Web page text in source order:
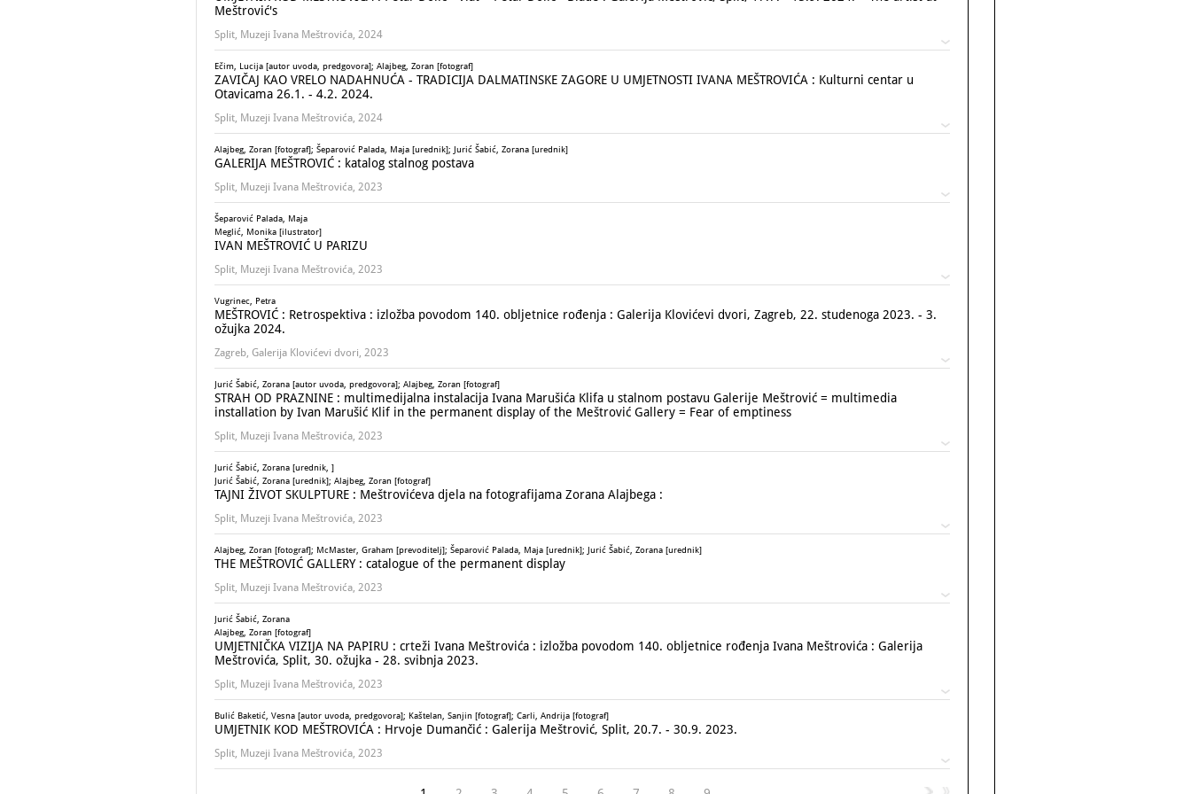
Meštrović's
Split, Muzeji Ivana Meštrovića, 2024
Ečim, Lucija [autor uvoda, predgovora]; Alajbeg, Zoran [fotograf]
ZAVIČAJ KAO VRELO NADAHNUĆA - TRADICIJA DALMATINSKE ZAGORE U UMJETNOSTI IVANA MEŠTROVIĆA : Kulturni centar u
Otavicama 26.1. - 4.2. 2024.
Split, Muzeji Ivana Meštrovića, 2024
Alajbeg, Zoran [fotograf]; Šeparović Palada, Maja [urednik]; Jurić Šabić, Zorana [urednik]
GALERIJA MEŠTROVIĆ : katalog stalnog postava
Split, Muzeji Ivana Meštrovića, 2023
Šeparović Palada, Maja
Meglić, Monika [ilustrator]
IVAN MEŠTROVIĆ U PARIZU
Split, Muzeji Ivana Meštrovića, 2023
Vugrinec, Petra
MEŠTROVIĆ : Retrospektiva : izložba povodom 140. obljetnice rođenja : Galerija Klovićevi dvori, Zagreb, 22. studenoga 2023. - 3.
ožujka 2024.
Zagreb, Galerija Klovićevi dvori, 2023
Jurić Šabić, Zorana [autor uvoda, predgovora]; Alajbeg, Zoran [fotograf]
STRAH OD PRAZNINE : multimedijalna instalacija Ivana Marušića Klifa u stalnom postavu Galerije Meštrović = multimedia
installation by Ivan Marušić Klif in the permanent display of the Meštrović Gallery = Fear of emptiness
Split, Muzeji Ivana Meštrovića, 2023
Jurić Šabić, Zorana [urednik, ]
Jurić Šabić, Zorana [urednik]; Alajbeg, Zoran [fotograf]
TAJNI ŽIVOT SKULPTURE : Meštrovićeva djela na fotografijama Zorana Alajbega :
Split, Muzeji Ivana Meštrovića, 2023
Alajbeg, Zoran [fotograf]; McMaster, Graham [prevoditelj]; Šeparović Palada, Maja [urednik]; Jurić Šabić, Zorana [urednik]
THE MEŠTROVIĆ GALLERY : catalogue of the permanent display
Split, Muzeji Ivana Meštrovića, 2023
Jurić Šabić, Zorana
Alajbeg, Zoran [fotograf]
UMJETNIČKA VIZIJA NA PAPIRU : crteži Ivana Meštrovića : izložba povodom 140. obljetnice rođenja Ivana Meštrovića : Galerija
Meštrovića, Split, 30. ožujka - 28. svibnja 2023.
Split, Muzeji Ivana Meštrovića, 2023
Bulić Baketić, Vesna [autor uvoda, predgovora]; Kaštelan, Sanjin [fotograf]; Carli, Andrija [fotograf]
UMJETNIK KOD MEŠTROVIĆA : Hrvoje Dumančić : Galerija Meštrović, Split, 20.7. - 30.9. 2023.
Split, Muzeji Ivana Meštrovića, 2023